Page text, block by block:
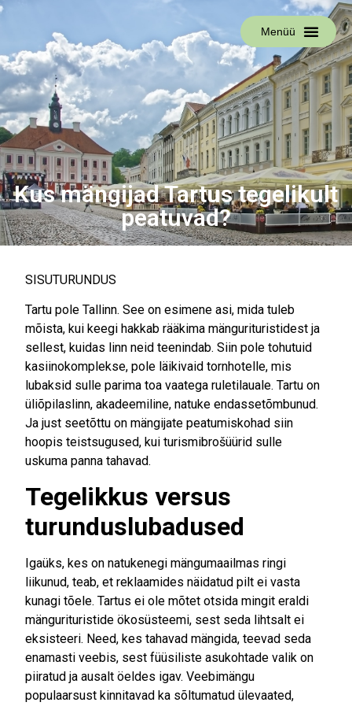
Menüü
Kus mängijad Tartus tegelikult
peatuvad?
SISUTURUNDUS
Tartu pole Tallinn. See on esimene asi, mida tuleb
mõista, kui keegi hakkab rääkima mängurituristidest ja
sellest, kuidas linn neid teenindab. Siin pole tohutuid
kasiinokomplekse, pole läikivaid tornhotelle, mis
lubaksid sulle parima toa vaatega ruletilauale. Tartu on
üliõpilaslinn, akadeemiline, natuke endassetõmbunud.
Ja just seetõttu on mängijate peatumiskohad siin
hoopis teistsugused, kui turismibrošüürid sulle
uskuma panna tahavad.
Tegelikkus versus
turunduslubadused
Igaüks, kes on natukenegi mängumaailmas ringi
liikunud, teab, et reklaamides näidatud pilt ei vasta
kunagi tõele. Tartus ei ole mõtet otsida mingit eraldi
mängurituristide ökosüsteemi, sest seda lihtsalt ei
eksisteeri. Need, kes tahavad mängida, teevad seda
enamasti veebis, sest füüsiliste asukohtade valik on
piiratud ja ausalt öeldes igav. Veebimängu
populaarsust kinnitavad ka sõltumatud ülevaated,